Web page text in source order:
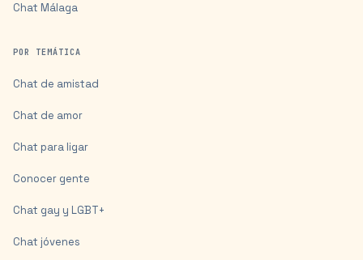
Chat Málaga
POR TEMÁTICA
Chat de amistad
Chat de amor
Chat para ligar
Conocer gente
Chat gay y LGBT+
Chat jóvenes